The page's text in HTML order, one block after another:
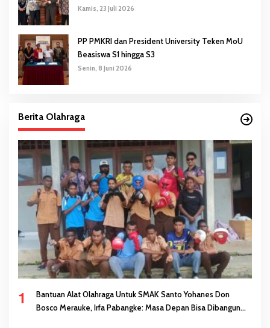
Kamis, 23 Juli 2026
PP PMKRI dan President University Teken MoU
Beasiswa S1 hingga S3
Senin, 8 Juni 2026
Berita Olahraga
1
Bantuan Alat Olahraga Untuk SMAK Santo Yohanes Don
Bosco Merauke, Irfa Pabangke: Masa Depan Bisa Dibangun